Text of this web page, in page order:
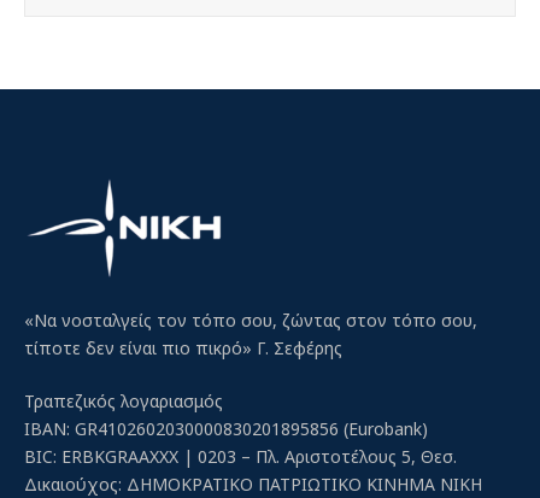
«Να νοσταλγείς τον τόπο σου, ζώντας στον τόπο σου,
τίποτε δεν είναι πιο πικρό» Γ. Σεφέρης
Τραπεζικός λογαριασμός
IBAN: GR4102602030000830201895856 (Eurobank)
BIC: ERBKGRAAXXX | 0203 – Πλ. Αριστοτέλους 5, Θεσ.
Δικαιούχος: ΔΗΜΟΚΡΑΤΙΚΟ ΠΑΤΡΙΩΤΙΚΟ ΚΙΝΗΜΑ ΝΙΚΗ